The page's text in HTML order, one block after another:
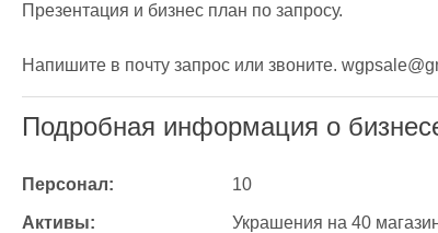
Презентация и бизнес план по запросу.
Напишите в почту запрос или звоните.
Подробная информация о
Персонал: 10
Активы: Украшения на 40